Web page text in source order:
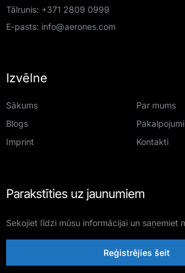
Tālrunis: +371 2809 0999
E-pasts: info@aerones.com
Izvēlne
Sākums
Par mums
Blogs
Pakalpojumi
Imprint
Kontakti
Parakstīties uz jaunumiem
Sekojiet līdzi mūsu informācijai un saņemiet
Reģistrējies šeit